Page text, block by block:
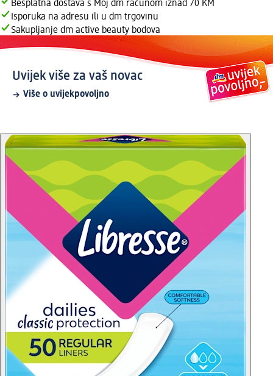
Besplatna dostava s Moj dm računom iznad 70 KM
Isporuka na adresu ili u dm trgovinu
Sakupljanje dm active beauty bodova
Uvijek više za vaš novac
Više o uvijekpovoljno